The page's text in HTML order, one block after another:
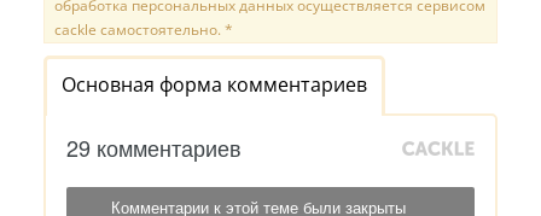
обработка персональных данных осуществляется сервисом
cackle самостоятельно. *
Основная форма комментариев
29 комментариев
Комментарии к этой теме были закрыты